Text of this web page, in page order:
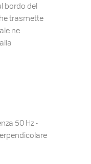
bordo del
trasmette
ne
50 Hz -